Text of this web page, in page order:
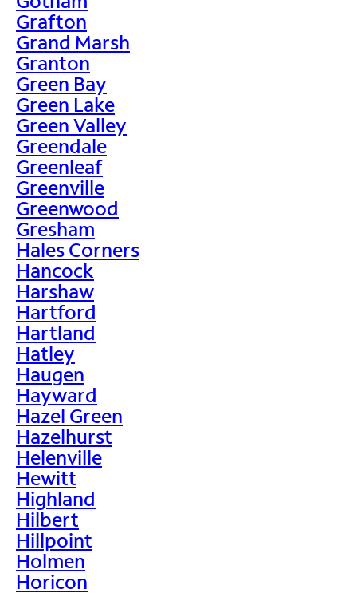
Grafton
Grand Marsh
Granton
Green Bay
Green Lake
Green Valley
Greendale
Greenleaf
Greenville
Greenwood
Gresham
Hales Corners
Hancock
Harshaw
Hartford
Hartland
Hatley
Haugen
Hayward
Hazel Green
Hazelhurst
Helenville
Hewitt
Highland
Hilbert
Hillpoint
Holmen
Horicon